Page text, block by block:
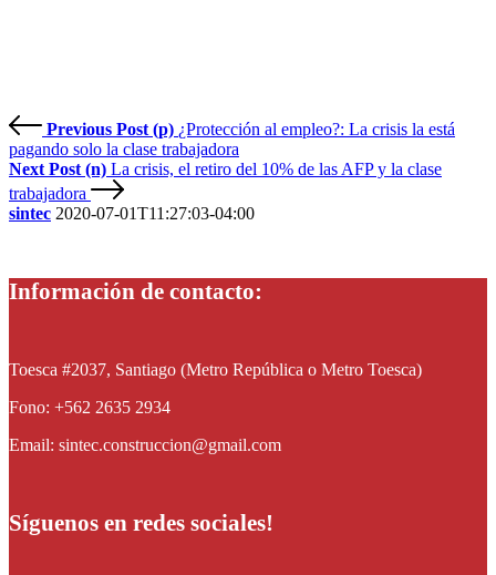
Previous Post (p) ¿Protección al empleo?: La crisis la está
pagando solo la clase trabajadora
Next Post (n) La crisis, el retiro del 10% de las AFP y la clase
trabajadora
sintec 2020-07-01T11:27:03-04:00
Información de contacto:
Toesca #2037, Santiago (Metro República o Metro Toesca)
Fono: +562 2635 2934
Email: sintec.construccion@gmail.com
Síguenos en redes sociales!